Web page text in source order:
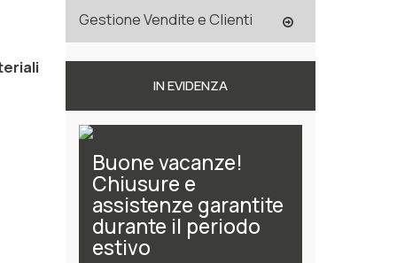
Gestione Vendite e Clienti
IN EVIDENZA
Buone vacanze!
Chiusure e
assistenze garantite
durante il periodo
estivo